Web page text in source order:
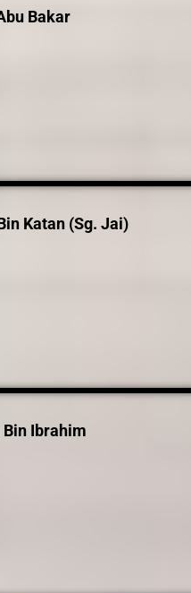
Bakar
Katan (Sg. Jai)
Bin Ibrahim